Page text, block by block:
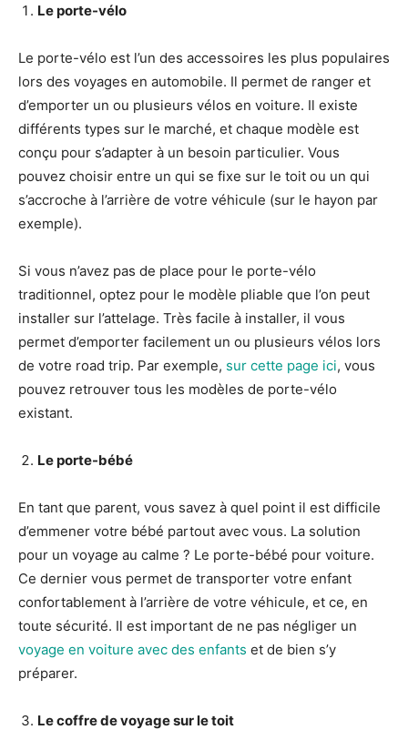
Le porte-vélo
Le porte-vélo est l’un des accessoires les plus populaires
lors des voyages en automobile. Il permet de ranger et
d’emporter un ou plusieurs vélos en voiture. Il existe
différents types sur le marché, et chaque modèle est
conçu pour s’adapter à un besoin particulier. Vous
pouvez choisir entre un qui se fixe sur le toit ou un qui
s’accroche à l’arrière de votre véhicule (sur le hayon par
exemple).
Si vous n’avez pas de place pour le porte-vélo
traditionnel, optez pour le modèle pliable que l’on peut
installer sur l’attelage. Très facile à installer, il vous
permet d’emporter facilement un ou plusieurs vélos lors
de votre road trip. Par exemple, sur cette page ici, vous
pouvez retrouver tous les modèles de porte-vélo
existant.
Le porte-bébé
En tant que parent, vous savez à quel point il est difficile
d’emmener votre bébé partout avec vous. La solution
pour un voyage au calme ? Le porte-bébé pour voiture.
Ce dernier vous permet de transporter votre enfant
confortablement à l’arrière de votre véhicule, et ce, en
toute sécurité. Il est important de ne pas négliger un
voyage en voiture avec des enfants et de bien s’y
préparer.
Le coffre de voyage sur le toit